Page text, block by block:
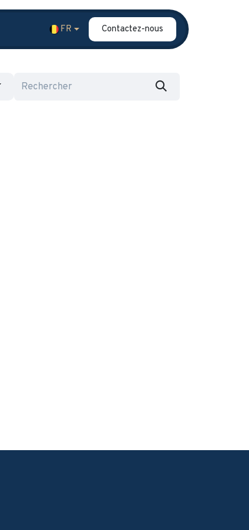
Blog FAQ Témoignages
FR Contactez-nous